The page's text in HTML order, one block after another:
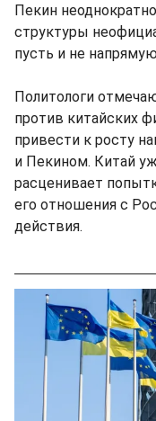
Пекин
структуры
пусть и не
Политологи
против китайских
привести к росту
и Пекином. Китай
расценивает
его отношения с
действия.